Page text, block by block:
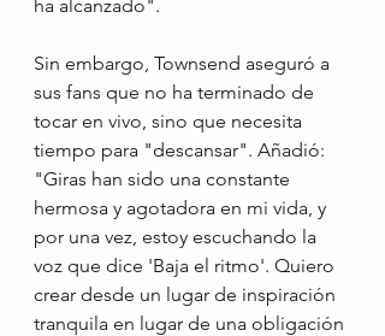
ha alcanzado".
Sin embargo, Townsend aseguró a
sus fans que no ha terminado de
tocar en vivo, sino que necesita
tiempo para "descansar". Añadió:
"Giras han sido una constante
hermosa y agotadora en mi vida, y
por una vez, estoy escuchando la
voz que dice 'Baja el ritmo'. Quiero
crear desde un lugar de inspiración
tranquila en lugar de una obligación